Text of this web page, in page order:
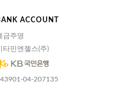
ACCOUNT
금주명
타민엔젤스(주)
04-207135